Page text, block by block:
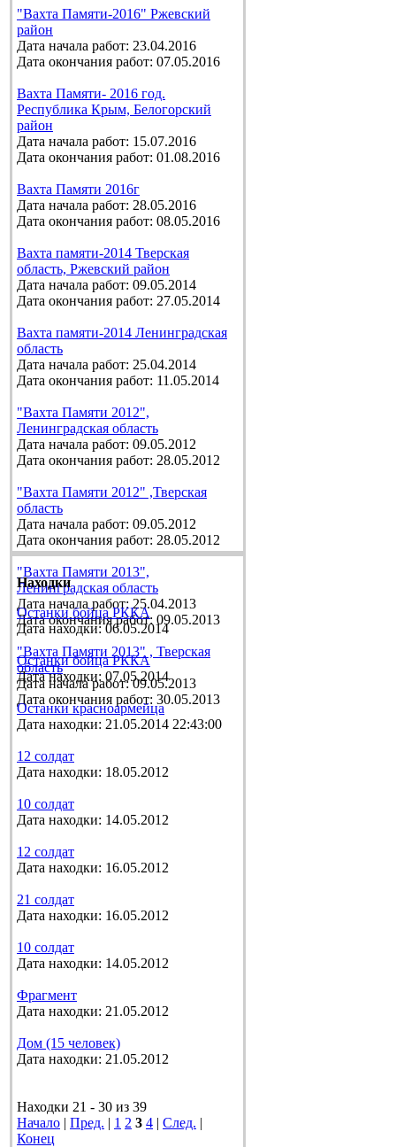
"Вахта Памяти-2016" Ржевский
район
Дата начала работ: 23.04.2016
Дата окончания работ: 07.05.2016
Вахта Памяти- 2016 год.
Республика Крым, Белогорский
район
Дата начала работ: 15.07.2016
Дата окончания работ: 01.08.2016
Вахта Памяти 2016г
Дата начала работ: 28.05.2016
Дата окончания работ: 08.05.2016
Вахта памяти-2014 Тверская
область, Ржевский район
Дата начала работ: 09.05.2014
Дата окончания работ: 27.05.2014
Вахта памяти-2014 Ленинградская
область
Дата начала работ: 25.04.2014
Дата окончания работ: 11.05.2014
"Вахта Памяти 2012",
Ленинградская область
Дата начала работ: 09.05.2012
Дата окончания работ: 28.05.2012
"Вахта Памяти 2012" ,Тверская
область
Дата начала работ: 09.05.2012
Дата окончания работ: 28.05.2012
"Вахта Памяти 2013",
Ленинградская область
Дата начала работ: 25.04.2013
Дата окончания работ: 09.05.2013
"Вахта Памяти 2013" , Тверская
область
Дата начала работ: 09.05.2013
Дата окончания работ: 30.05.2013
Находки
Останки бойца РККА
Дата находки: 06.05.2014
Останки бойца РККА
Дата находки: 07.05.2014
Останки красноармейца
Дата находки: 21.05.2014 22:43:00
12 солдат
Дата находки: 18.05.2012
10 солдат
Дата находки: 14.05.2012
12 солдат
Дата находки: 16.05.2012
21 солдат
Дата находки: 16.05.2012
10 солдат
Дата находки: 14.05.2012
Фрагмент
Дата находки: 21.05.2012
Дом (15 человек)
Дата находки: 21.05.2012
Находки 21 - 30 из 39
Начало | Пред. | 1 2 3 4 | След. |
Конец